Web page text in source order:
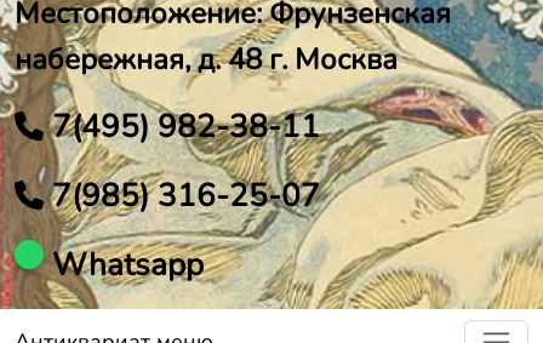
Местоположение: Фрунзенская
набережная, д. 48 г. Москва
7(495) 982-38-11
7(985) 316-25-07
Whatsapp